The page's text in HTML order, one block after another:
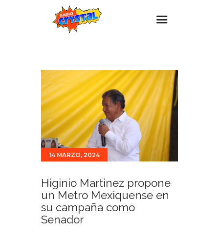
Estaciones
Eventos
Promociones
Noticias
Para ti
Contacto
14 MARZO, 2024
Higinio Martinez propone
un Metro Mexiquense en
su campaña como
Senador